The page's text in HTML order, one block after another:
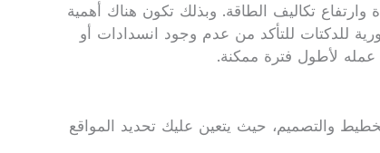
تكاليف الطاقة. وبذلك تكون هناك أهمية
للدكتات للتأكد من عدم وجود انسدادات أو
عمله لأطول فترة ممكنة.
والتصميم، حيث يتعين عليك تحديد المواقع